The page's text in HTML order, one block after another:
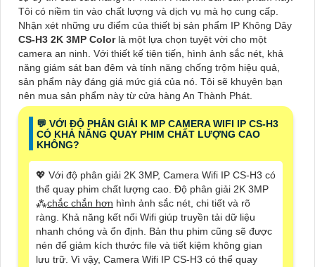
Tôi có niềm tin vào chất lượng và dịch vụ mà họ cung cấp.
Nhận xét những ưu điểm của thiết bị sản phẩm IP Không Dây
CS-H3 2K 3MP Color là một lựa chọn tuyệt vời cho một
camera an ninh. Với thiết kế tiên tiến, hình ảnh sắc nét, khả
năng giám sát ban đêm và tính năng chống trộm hiệu quả,
sản phẩm này đáng giá mức giá của nó. Tôi sẽ khuyên bạn
nên mua sản phẩm này từ cửa hàng An Thành Phát.
️💬 VỚI ĐỘ PHÂN GIẢI K MP CAMERA WIFI IP CS-H3
CÓ KHẢ NĂNG QUAY PHIM CHẤT LƯỢNG CAO
KHÔNG?
💖 Với độ phân giải 2K 3MP, Camera Wifi IP CS-H3 có
thể quay phim chất lượng cao. Độ phân giải 2K 3MP
⁂chắc chắn hơn hình ảnh sắc nét, chi tiết và rõ
ràng. Khả năng kết nối Wifi giúp truyền tải dữ liệu
nhanh chóng và ổn định. Bản thu phim cũng sẽ được
nén để giảm kích thước file và tiết kiệm không gian
lưu trữ. Vì vậy, Camera Wifi IP CS-H3 có thể quay